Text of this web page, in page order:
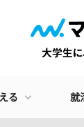
る 就